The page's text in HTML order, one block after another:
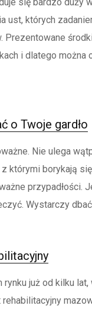
ust, których
i dlatego można
o Twoje gardło
Nie ulega
którymi borykają
przypadłości.
Wystarczy dbać
rynku już od kilku